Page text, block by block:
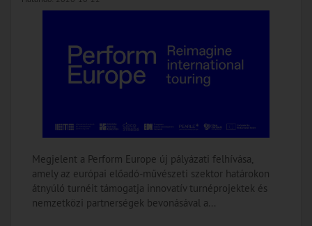
Megjelent a Perform Europe új pályázati felhívása,
amely az európai előadó-művészeti szektor határokon
átnyúló turnéit támogatja innovatív turnéprojektek és
nemzetközi partnerségek bevonásával a...